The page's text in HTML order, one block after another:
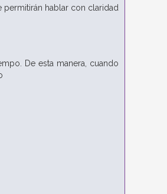
hablar con claridad
De esta manera, cuando